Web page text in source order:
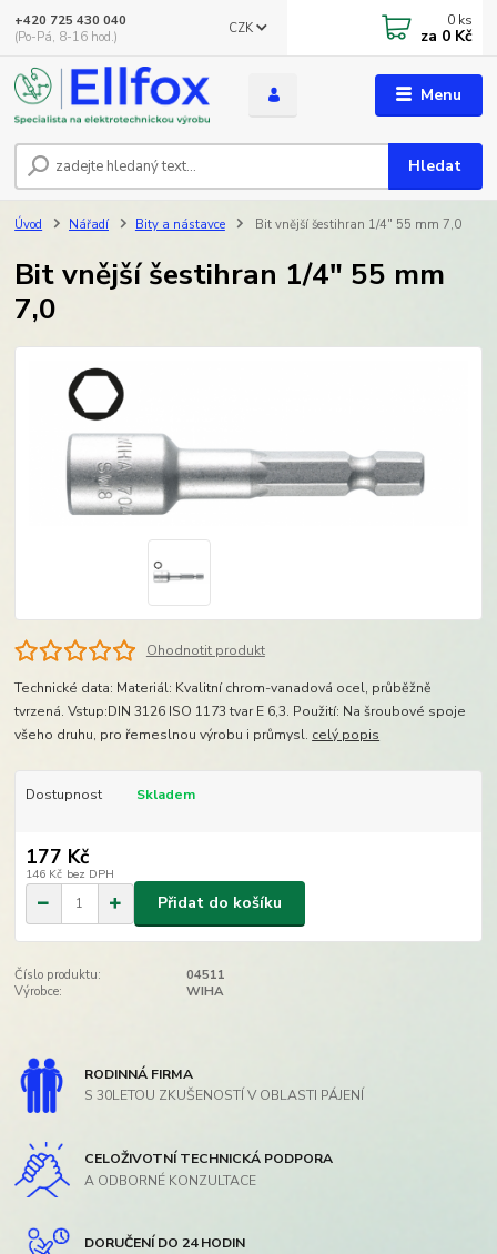
Menu
CZK
Hledat
+420 725 430 040
(Po-Pá, 8-16 hod.)
0 ks
za 0 Kč
Úvod Nářadí Bity a nástavce Bit vnější šestihran 1/4" 55 mm 7,0
Bit vnější šestihran 1/4" 55 mm
7,0
Ohodnotit produkt
Technické data: Materiál: Kvalitní chrom-vanadová ocel, průběžně
tvrzená. Vstup:DIN 3126 ISO 1173 tvar E 6,3. Použití: Na šroubové spoje
všeho druhu, pro řemeslnou výrobu i průmysl. celý popis
Dostupnost Skladem
177 Kč
146 Kč bez DPH
Přidat do košíku
Číslo produktu:
04511
Výrobce:
WIHA
RODINNÁ FIRMA
S 30LETOU ZKUŠENOSTÍ V OBLASTI PÁJENÍ
CELOŽIVOTNÍ TECHNICKÁ PODPORA
A ODBORNÉ KONZULTACE
DORUČENÍ DO 24 HODIN